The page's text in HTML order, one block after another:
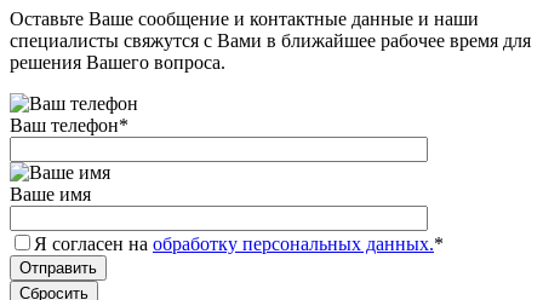
Оставьте Ваше сообщение и контактные данные и наши
специалисты свяжутся с Вами в ближайшее рабочее время для
решения Вашего вопроса.
Ваш телефон*
Ваше имя
Я согласен на обработку персональных данных.*